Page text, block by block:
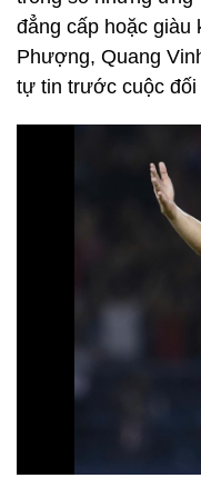
đẳng cấp hoặc giàu
Phượng, Quang
tự tin trước cuộc